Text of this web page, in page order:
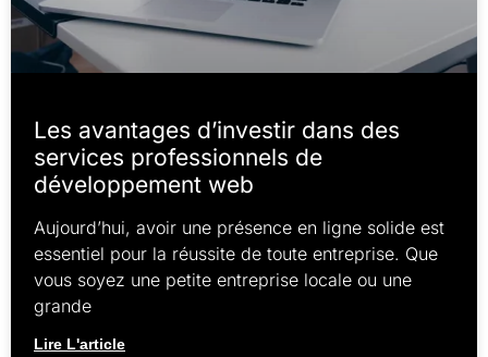
Les avantages d’investir dans des
services professionnels de
développement web
Aujourd’hui, avoir une présence en ligne solide est
essentiel pour la réussite de toute entreprise. Que
vous soyez une petite entreprise locale ou une
grande
Lire L'article